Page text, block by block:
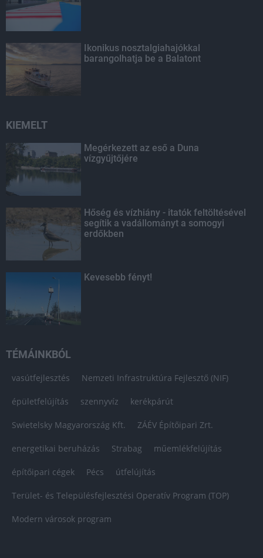
Ikonikus nosztalgiahajókkal
barangolhatja be a Balatont
KIEMELT
Megérkezett az eső a Duna
vízgyűjtőjére
Hőség és vízhiány - itatók feltöltésével
segítik a vadállományt a somogyi
erdőkben
Kevesebb fényt!
TÉMÁINKBÓL
vasútfejlesztés Nemzeti Infrastruktúra Fejlesztő (NIF)
épületfelújítás szennyvíz kerékpárút
Swietelsky Magyarország Kft. ZÁÉV Építőipari Zrt.
energetikai beruházás Strabag műemlékfelújítás
építőipari cégek Pécs útfelújítás
Terület- és Településfejlesztési Operatív Program (TOP)
Modern városok program